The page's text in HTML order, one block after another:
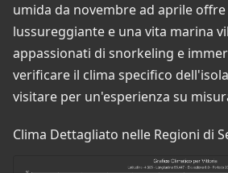
umida da novembre ad aprile
lussureggiante e una vita marina
appassionati di snorkeling e
verificare il clima specifico
visitare per un'esperienza su
Clima Dettagliato nelle Regioni di